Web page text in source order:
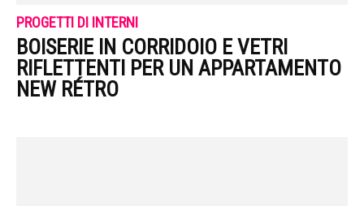
PROGETTI DI INTERNI
BOISERIE IN CORRIDOIO E VETRI
RIFLETTENTI PER UN APPARTAMENTO
NEW RÉTRO